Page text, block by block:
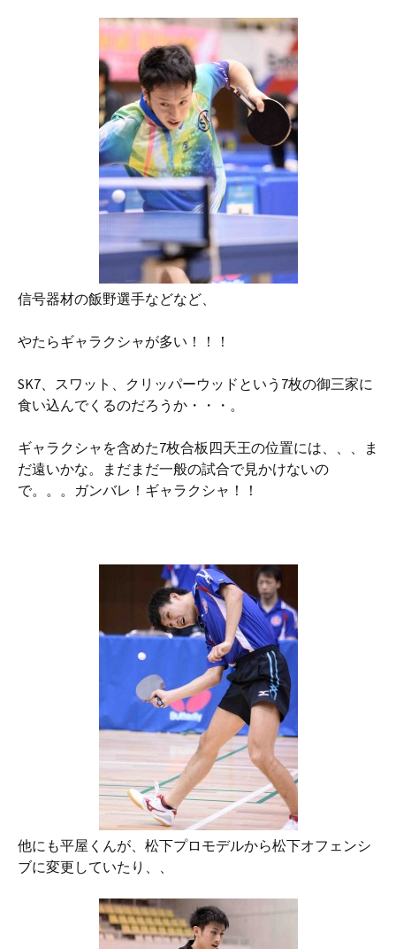
信号器材の飯野選手などなど、
やたらギャラクシャが多い！！！
SK7、スワット、クリッパーウッドという7枚の御三家に
食い込んでくるのだろうか・・・。
ギャラクシャを含めた7枚合板四天王の位置には、、、ま
だ遠いかな。まだまだ一般の試合で見かけないの
で。。。ガンバレ！ギャラクシャ！！
他にも平屋くんが、松下プロモデルから松下オフェンシ
ブに変更していたり、、